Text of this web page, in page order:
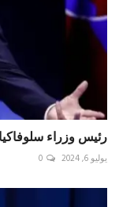
رئيس وزراء
يوليو 6, 2024 0